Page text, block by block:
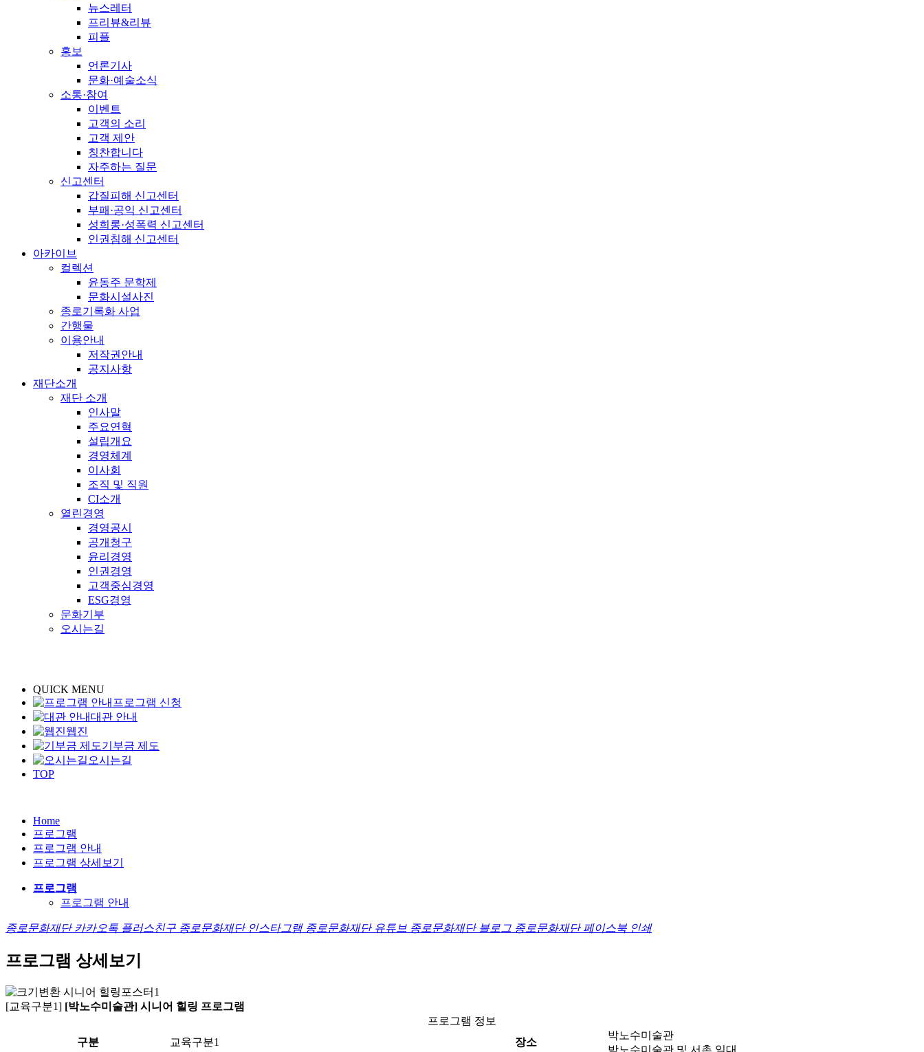
뉴스레터
프리뷰&리뷰
피플
홍보
언론기사
문화·예술소식
소통·참여
이벤트
고객의 소리
고객 제안
칭찬합니다
자주하는 질문
신고센터
갑질피해 신고센터
부패·공익 신고센터
성희롱·성폭력 신고센터
인권침해 신고센터
아카이브
컬렉션
윤동주 문학제
문화시설사진
종로기록화 사업
간행물
이용안내
저작권안내
공지사항
재단소개
재단 소개
인사말
주요연혁
설립개요
경영체계
이사회
조직 및 직원
CI소개
열린경영
경영공시
공개청구
윤리경영
인권경영
고객중심경영
ESG경영
문화기부
오시는길
QUICK MENU
프로그램 신청
대관 안내
웹진
기부금 제도
오시는길
TOP
Home
프로그램
프로그램 안내
프로그램 상세보기
프로그램
프로그램 안내
종로문화재단 카카오톡 플러스친구 종로문화재단 인스타그램 종로문화재단 유튜브 종로문화재단 블로그 종로문화재단 페이스북 인쇄
프로그램 상세보기
[교육구분1] [박노수미술관] 시니어 힐링 프로그램
프로그램 정보
구분
교육구분1 장소
박노수미술관
박노수미술관 및 서촌 일대